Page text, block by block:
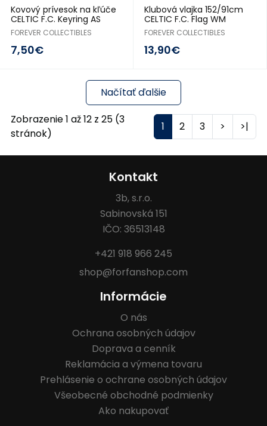
Kovový prívesok na kľúče
CELTIC F.C. Keyring AS
FOREVER COLLECTIBLES
7,50€
Klubová vlajka 152/91cm
CELTIC F.C. Flag WM
FOREVER COLLECTIBLES
13,90€
Načítať ďalšie
Zobrazenie 1 až 12 z 25 (3
stránok)
1 2 3 > >|
Kontakt
3b, s.r.o.
Sabinovská 151
IČO: 36513148
+421 918 966 245
shop@forfanshop.com
Informácie
O nás
Ochrana osobných údajov
Doprava a cenník
Reklamácia a výmena tovaru
Prehlásenie o ochrane osobných údajov
Všeobecné obchodné podmienky
Ako nakupovať